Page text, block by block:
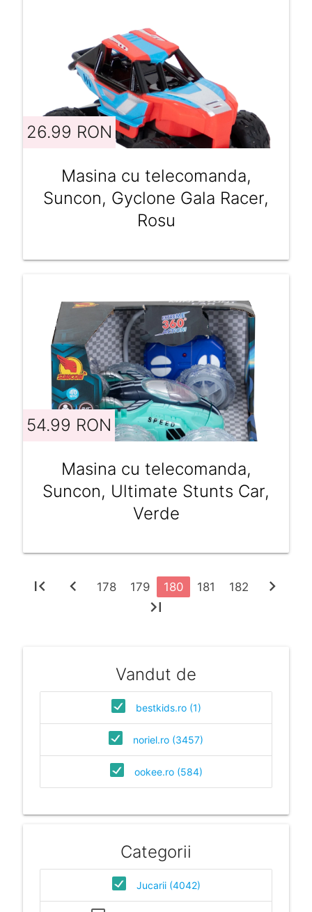
26.99 RON
Masina cu telecomanda,
Suncon, Gyclone Gala Racer,
Rosu
54.99 RON
Masina cu telecomanda,
Suncon, Ultimate Stunts Car,
Verde
first_page chevron_left 178 179 180 181 182
chevron_right
last_page
Vandut de
bestkids.ro (1)
noriel.ro (3457)
ookee.ro (584)
Categorii
Jucarii (4042)